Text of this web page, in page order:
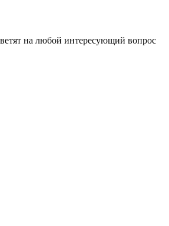
на любой интересующий вопрос